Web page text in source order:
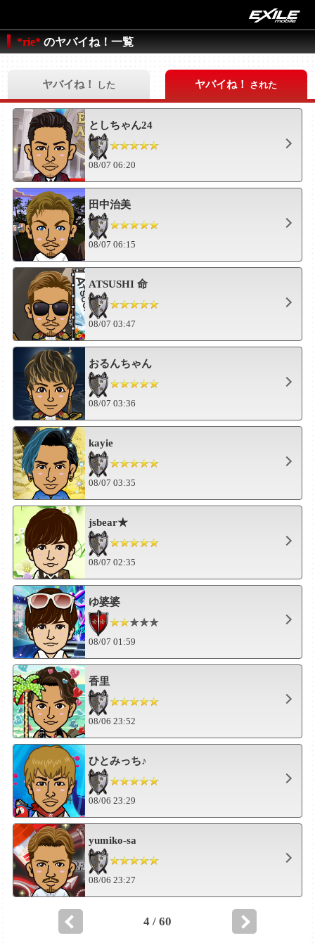
*rie* のヤバイね！一覧
ヤバイね！ した ヤバイね！ された
としちゃん24
08/07 06:20
田中治美
08/07 06:15
ATSUSHI 命
08/07 03:47
おるんちゃん
08/07 03:36
kayie
08/07 03:35
jsbear★
08/07 02:35
ゆ婆婆
08/07 01:59
香里
08/06 23:52
ひとみっち♪
08/06 23:29
yumiko-sa
08/06 23:27
4 / 60